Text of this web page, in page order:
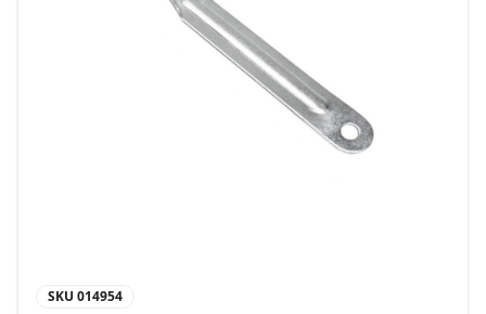
SKU 014954